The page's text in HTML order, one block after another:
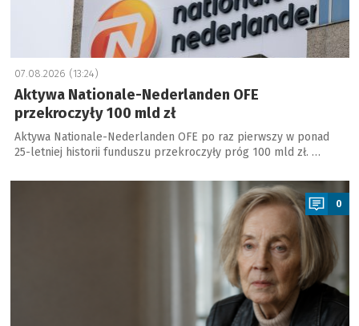
07.08.2026 (13:24)
Aktywa Nationale-Nederlanden OFE
przekroczyły 100 mld zł
Aktywa Nationale-Nederlanden OFE po raz pierwszy w ponad
25-letniej historii funduszu przekroczyły próg 100 mld zł. …
a
0